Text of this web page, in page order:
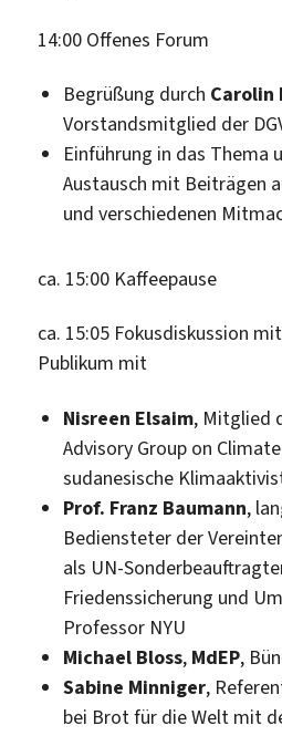
14:00 Offenes Forum
Begrüßung durch Carolin
Vorstandsmitglied der
Einführung in das Thema
Austausch mit Beiträgen
und verschiedenen
ca. 15:00 Kaffeepause
ca. 15:05 Fokusdiskussion
Publikum mit
Nisreen Elsaim, Mitglied
Advisory Group on
sudanesische
Prof. Franz Baumann,
Bediensteter der
als UN-
Friedenssicherung und
Professor NYU
Michael Bloss, MdEP,
Sabine Minniger,
bei Brot für die Welt mit